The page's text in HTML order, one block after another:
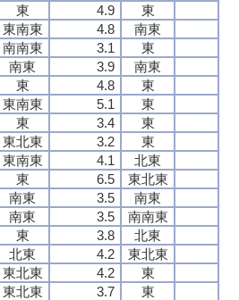
東 4.9
東
東南東 4.8
南東
南南東 3.1
東
南東 3.9
南東
東 4.8
東
東南東 5.1
東
東 3.4
東
東北東 3.2
東
東南東 4.1
北東
東 6.5
東北東
南東 3.5
南東
南東 3.5
南南東
東 3.8
北東
北東 4.2
東北東
東北東 4.2
東
東北東 3.7
東